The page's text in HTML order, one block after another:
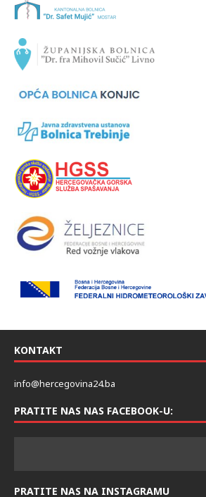
KONTAKT
info@hercegovina24.ba
PRATITE NAS NAS FACEBOOK-U:
PRATITE NAS NA INSTAGRAMU